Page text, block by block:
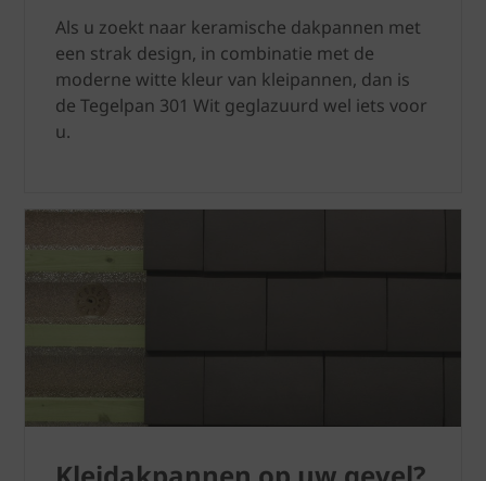
Als u zoekt naar keramische dakpannen met
een strak design, in combinatie met de
moderne witte kleur van kleipannen, dan is
de Tegelpan 301 Wit geglazuurd wel iets voor
u.